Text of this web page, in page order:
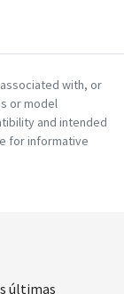
with, or
or model
and intended
for informative
últimas